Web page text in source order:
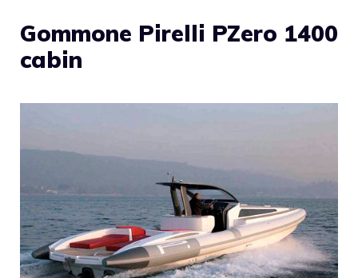
Gommone Pirelli PZero 1400
cabin